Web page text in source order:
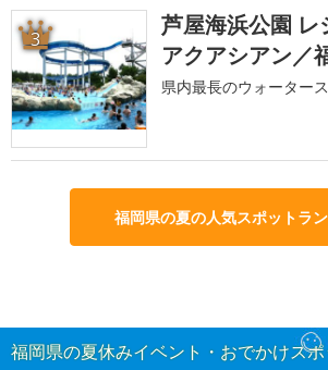
3
芦屋海浜公園
アクアシアン／
県内最長のウォーター
福岡県の夏の人気スポットラ
福岡県の夏休みイベント・おでかけス